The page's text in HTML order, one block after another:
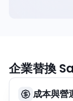
企業替換
成本與營